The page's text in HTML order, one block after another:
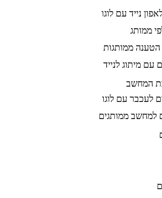
נייד עם לוגו
ממותג
הטענה ממותגות
עם מיתוג לנייד
המחשב
לעכבר עם לוגו
למחשב ממותגים